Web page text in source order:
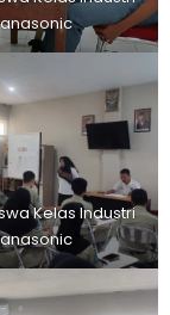
Kelas Industri